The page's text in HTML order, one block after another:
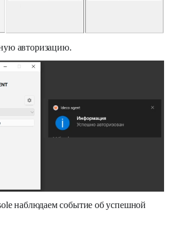
авторизацию.
наблюдаем событие об успешной